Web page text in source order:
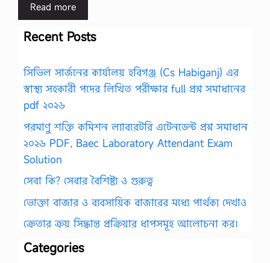
Read more
Recent Posts
সিভিল সার্জনের কার্যালয় হবিগঞ্জ (Cs Habiganj) এর
স্বাস্থ্য সহকারী পদের লিখিত পরীক্ষার full প্রশ্ন সমাধানের
pdf ২০২৬
পরমাণু শক্তি কমিশন ল্যাবরেটরি এটেনডেন্ট প্রশ্ন সমাধান
২০২৬ PDF, Baec Laboratory Attendant Exam
Solution
সেবা কি? সেবার বৈশিষ্ট্য ও গুরুত্ব
ভোক্তা বাজার ও ব্যবসায়িক বাজারের মধ্যে পার্থক্য দেখাও
ক্রেতার ক্রয় সিদ্ধান্ত প্রক্রিয়ার ধাপসমূহ আলোচনা কর।
Categories